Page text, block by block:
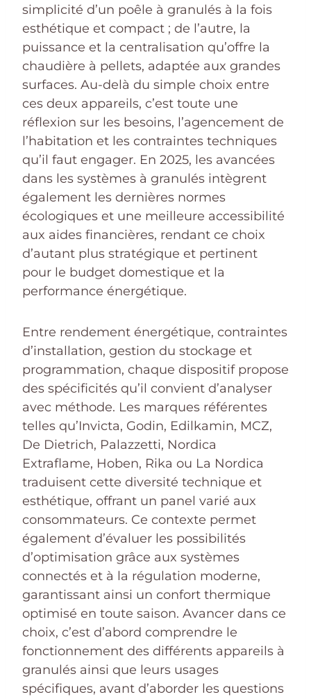
simplicité d’un poêle à granulés à la fois
esthétique et compact ; de l’autre, la
puissance et la centralisation qu’offre la
chaudière à pellets, adaptée aux grandes
surfaces. Au-delà du simple choix entre
ces deux appareils, c’est toute une
réflexion sur les besoins, l’agencement de
l’habitation et les contraintes techniques
qu’il faut engager. En 2025, les avancées
dans les systèmes à granulés intègrent
également les dernières normes
écologiques et une meilleure accessibilité
aux aides financières, rendant ce choix
d’autant plus stratégique et pertinent
pour le budget domestique et la
performance énergétique.
Entre rendement énergétique, contraintes
d’installation, gestion du stockage et
programmation, chaque dispositif propose
des spécificités qu’il convient d’analyser
avec méthode. Les marques référentes
telles qu’Invicta, Godin, Edilkamin, MCZ,
De Dietrich, Palazzetti, Nordica
Extraflame, Hoben, Rika ou La Nordica
traduisent cette diversité technique et
esthétique, offrant un panel varié aux
consommateurs. Ce contexte permet
également d’évaluer les possibilités
d’optimisation grâce aux systèmes
connectés et à la régulation moderne,
garantissant ainsi un confort thermique
optimisé en toute saison. Avancer dans ce
choix, c’est d’abord comprendre le
fonctionnement des différents appareils à
granulés ainsi que leurs usages
spécifiques, avant d’aborder les questions